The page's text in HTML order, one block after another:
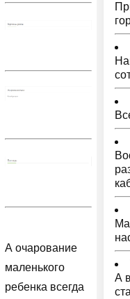
А очарование
маленького
ребенка всегда
А